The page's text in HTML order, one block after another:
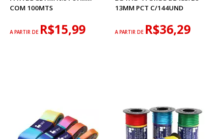
COM 100MTS
A PARTIR DE R$15,99
13MM PCT C/144UND
A PARTIR DE R$36,29